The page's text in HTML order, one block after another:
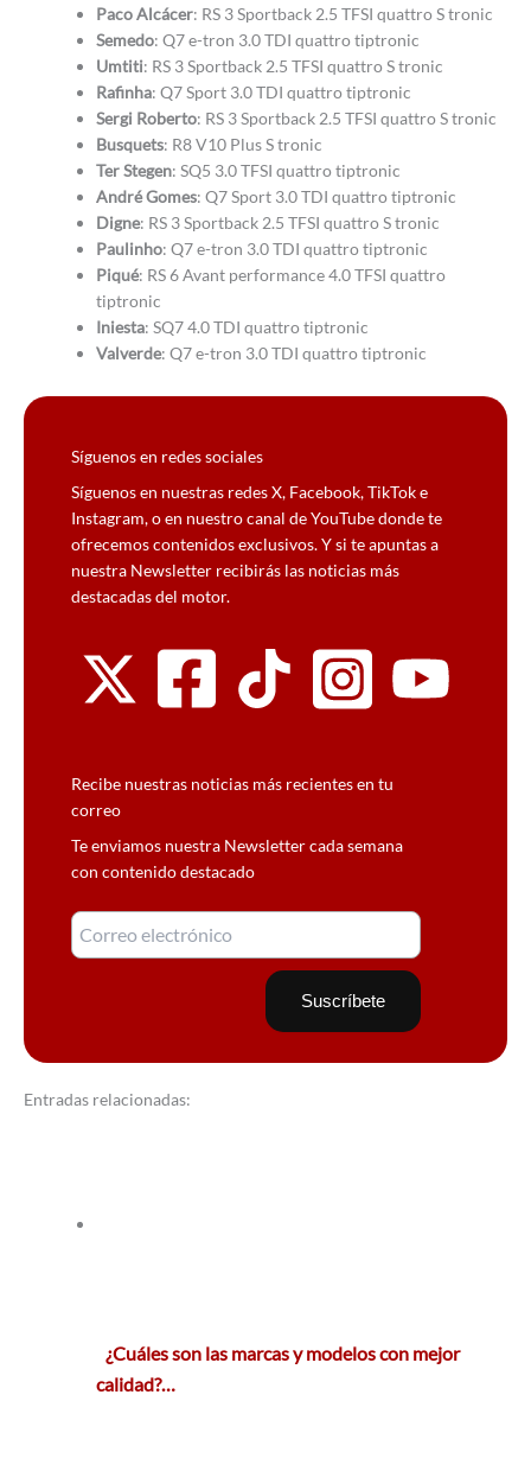
Paco Alcácer: RS 3 Sportback 2.5 TFSI quattro S tronic
Semedo: Q7 e-tron 3.0 TDI quattro tiptronic
Umtiti: RS 3 Sportback 2.5 TFSI quattro S tronic
Rafinha: Q7 Sport 3.0 TDI quattro tiptronic
Sergi Roberto: RS 3 Sportback 2.5 TFSI quattro S tronic
Busquets: R8 V10 Plus S tronic
Ter Stegen: SQ5 3.0 TFSI quattro tiptronic
André Gomes: Q7 Sport 3.0 TDI quattro tiptronic
Digne: RS 3 Sportback 2.5 TFSI quattro S tronic
Paulinho: Q7 e-tron 3.0 TDI quattro tiptronic
Piqué: RS 6 Avant performance 4.0 TFSI quattro
tiptronic
Iniesta: SQ7 4.0 TDI quattro tiptronic
Valverde: Q7 e-tron 3.0 TDI quattro tiptronic
Síguenos en redes sociales
Síguenos en nuestras redes X, Facebook, TikTok e
Instagram, o en nuestro canal de YouTube donde te
ofrecemos contenidos exclusivos. Y si te apuntas a
nuestra Newsletter recibirás las noticias más
destacadas del motor.
Recibe nuestras noticias más recientes en tu
correo
Te enviamos nuestra Newsletter cada semana
con contenido destacado
Entradas relacionadas:
¿Cuáles son las marcas y modelos con mejor
calidad?…